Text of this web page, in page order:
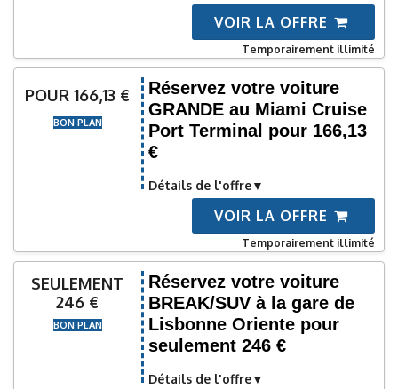
VOIR LA OFFRE
Temporairement illimité
POUR 166,13 €
BON PLAN
Réservez votre voiture
GRANDE au Miami Cruise
Port Terminal pour 166,13
€
Détails de l'offre
VOIR LA OFFRE
Temporairement illimité
SEULEMENT
246 €
BON PLAN
Réservez votre voiture
BREAK/SUV à la gare de
Lisbonne Oriente pour
seulement 246 €
Détails de l'offre